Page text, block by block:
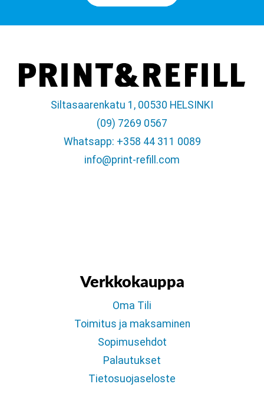
Siltasaarenkatu 1, 00530 HELSINKI
(09) 7269 0567
Whatsapp: +358 44 311 0089
info@print-refill.com
Verkkokauppa
Oma Tili
Toimitus ja maksaminen
Sopimusehdot
Palautukset
Tietosuojaseloste